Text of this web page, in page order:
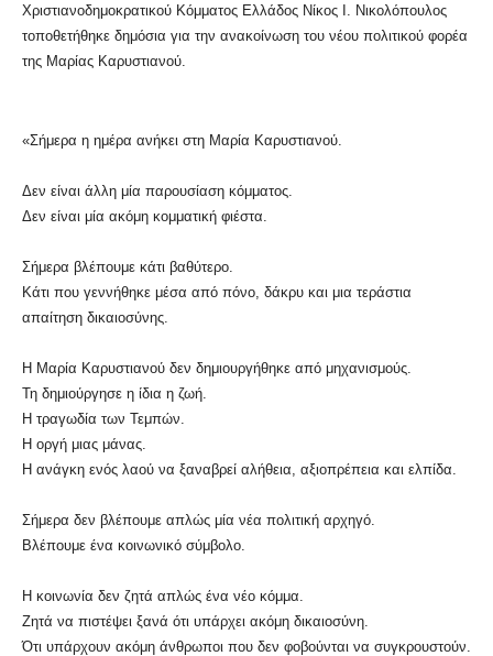
Χριστιανοδημοκρατικού Κόμματος Ελλάδος Νίκος Ι. Νικολόπουλος
τοποθετήθηκε δημόσια για την ανακοίνωση του νέου πολιτικού φορέα
της Μαρίας Καρυστιανού.
«Σήμερα η ημέρα ανήκει στη Μαρία Καρυστιανού.
Δεν είναι άλλη μία παρουσίαση κόμματος.
Δεν είναι μία ακόμη κομματική φιέστα.
Σήμερα βλέπουμε κάτι βαθύτερο.
Κάτι που γεννήθηκε μέσα από πόνο, δάκρυ και μια τεράστια
απαίτηση δικαιοσύνης.
Η Μαρία Καρυστιανού δεν δημιουργήθηκε από μηχανισμούς.
Τη δημιούργησε η ίδια η ζωή.
Η τραγωδία των Τεμπών.
Η οργή μιας μάνας.
Η ανάγκη ενός λαού να ξαναβρεί αλήθεια, αξιοπρέπεια και ελπίδα.
Σήμερα δεν βλέπουμε απλώς μία νέα πολιτική αρχηγό.
Βλέπουμε ένα κοινωνικό σύμβολο.
Η κοινωνία δεν ζητά απλώς ένα νέο κόμμα.
Ζητά να πιστέψει ξανά ότι υπάρχει ακόμη δικαιοσύνη.
Ότι υπάρχουν ακόμη άνθρωποι που δεν φοβούνται να συγκρουστούν.